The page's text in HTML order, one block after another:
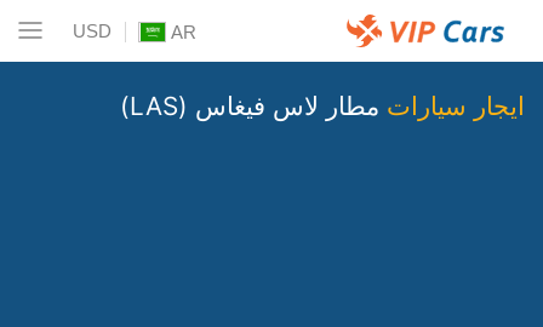
AR
USD
ايجار سيارات مطار لاس فيغاس (LAS)